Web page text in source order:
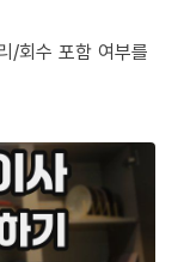
/회수 포함 여부를